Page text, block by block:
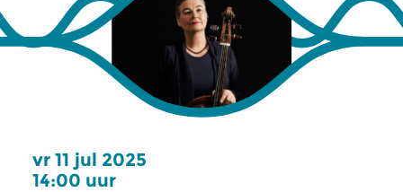
vr 11 jul 2025
14:00 uur